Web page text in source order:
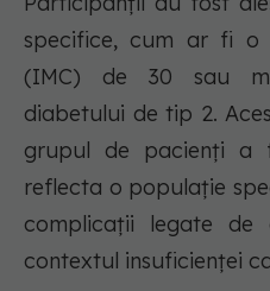
specifice, cum ar fi o
(IMC) de 30 sau
diabetului de tip 2.
grupul de pacienți a
reflecta o populație
complicații legate
contextul insuficienței